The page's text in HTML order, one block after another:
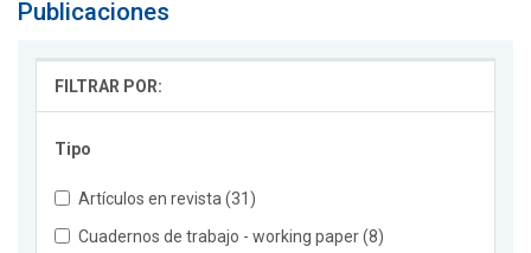
Publicaciones
FILTRAR POR:
Tipo
Artículos en revista (31)
Cuadernos de trabajo - working paper (8)